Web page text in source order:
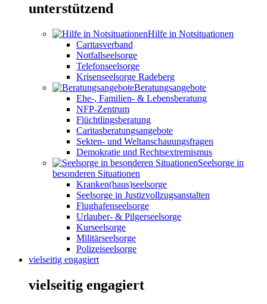
unterstützend
Hilfe in Notsituationen
Caritasverband
Notfallseelsorge
Telefonseelsorge
Krisenseelsorge Radeberg
Beratungsangebote
Ehe-, Familien- & Lebensberatung
NFP-Zentrum
Flüchtlingsberatung
Caritasberatungsangebote
Sekten- und Weltanschauungsfragen
Demokratie und Rechtsextremismus
Seelsorge in
besonderen Situationen
Kranken(haus)seelsorge
Seelsorge in Justizvollzugsanstalten
Flughafenseelsorge
Urlauber- & Pilgerseelsorge
Kurseelsorge
Militärseelsorge
Polizeiseelsorge
vielseitig engagiert
vielseitig engagiert